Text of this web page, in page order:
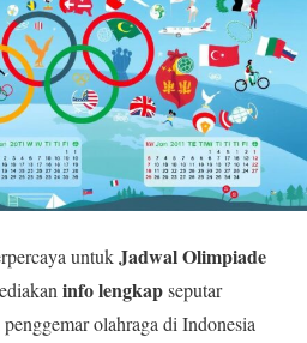
untukJadwal Olimpiade
info lengkapseputar
olahraga di Indonesia